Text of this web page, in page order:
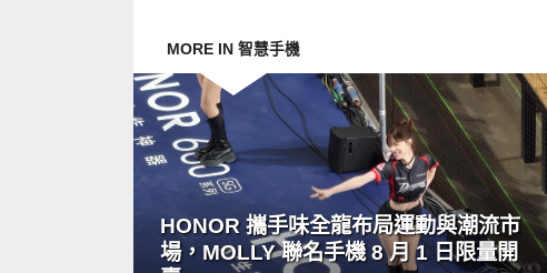
MORE IN 智慧手機
HONOR 攜手味全龍布局運動與潮流市
場，MOLLY 聯名手機 8 月 1 日限量開
READ
MORE